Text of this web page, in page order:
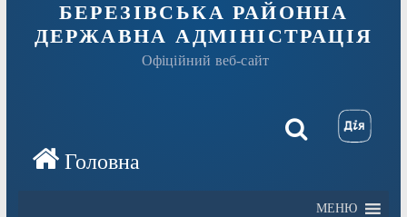
БЕРЕЗІВСЬКА РАЙОННА
ДЕРЖАВНА АДМІНІСТРАЦІЯ
Офіційний веб-сайт
МЕНЮ